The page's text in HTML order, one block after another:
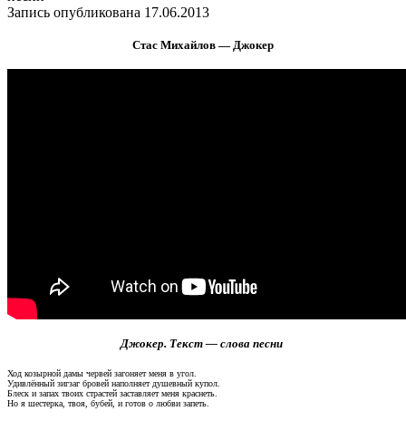
Запись опубликована 17.06.2013
Стас Михайлов — Джокер
Джокер. Текст — слова песни
Ход козырной дамы червей загоняет меня в угол.
Удивлённый зигзаг бровей наполняет душевный купол.
Блеск и запах твоих страстей заставляет меня краснеть.
Но я шестерка, твоя, бубей, и готов о любви запеть.